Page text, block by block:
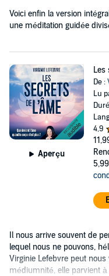
Voici enfin la version
une méditation guidée
Aperçu
Les
De :
Lu
4,9
Il nous arrive souvent de
lequel nous ne pouvons,
Virginie Lefebvre peut
médiumnité, elle parvient